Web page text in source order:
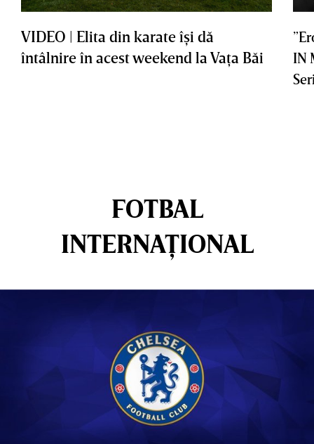
VIDEO | Elita din karate îşi dă
întâlnire în acest weekend la Vaţa Băi
IN
FOTBAL
INTERNAȚIONAL